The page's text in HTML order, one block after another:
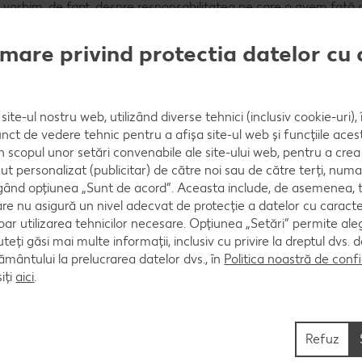
de fapt, despre responsabilitatea pe care o avem față
indiferenți și de a construi, împreună, soluții pe termen
elocvent al acestui angajament. Nu este doar un spațiu de
doar din satul Izbiște, ci și din comunitățile învecinate vor
Faptul că această inițiativă a devenit posibilă prin
au ales să se implice confirmă că solidaritatea funcționează
noastre”, a declarat Victoria Morozov, fondatoarea și
de copii și urăturile de sărbătoare, alături de prezența
apropierea dintre oameni.
Kaufland Moldova, a subliniat că rezultatele acestei ediții
comunități care a crescut în timp și care a ales să se implice
clienților noștri, alături de parteneri și voluntari, se
este expresia acestui efort comun, o investiție directă în
aceștia fac parte. Iar în perioada Crăciunului, când vorbim
fim prezenți acolo unde contează și să lăsăm în urmă
privind protectia datelor cu
ul nostru web, utilizând diverse tehnici (inclusiv cookie-
de vedere tehnic pentru a afișa site-ul web și funcțiile
scopul unor setări convenabile ale site-ului web, pentru a
personalizat (publicitar) de către noi sau de către terți,
opțiunea „Sunt de acord”. Aceasta include, de
nu asigură un nivel adecvat de protecție a datelor cu
utilizarea tehnicilor necesare. Opțiunea „Setări” permite
găsi mai multe informații, inclusiv cu privire la dreptul dvs.
la prelucrarea datelor dvs., în Politica noastră de
aici
Refuz